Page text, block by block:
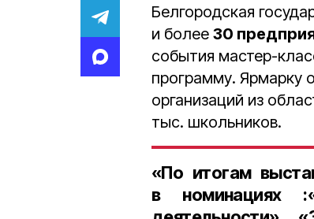
Белгородская
и более 30
события мастер-
программу. Ярмарку
организаций из
тыс. школьников.
«По итогам
в номинациях